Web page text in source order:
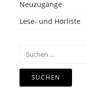
Neuzugänge
Lese- und Hörliste
Suchen